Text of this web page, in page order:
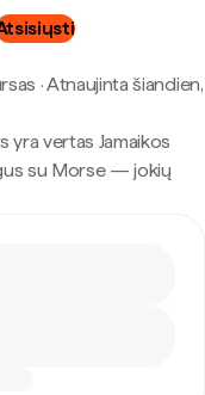
·Atnaujinta šiandien,
yra vertas Jamaikos
su Morse — jokių